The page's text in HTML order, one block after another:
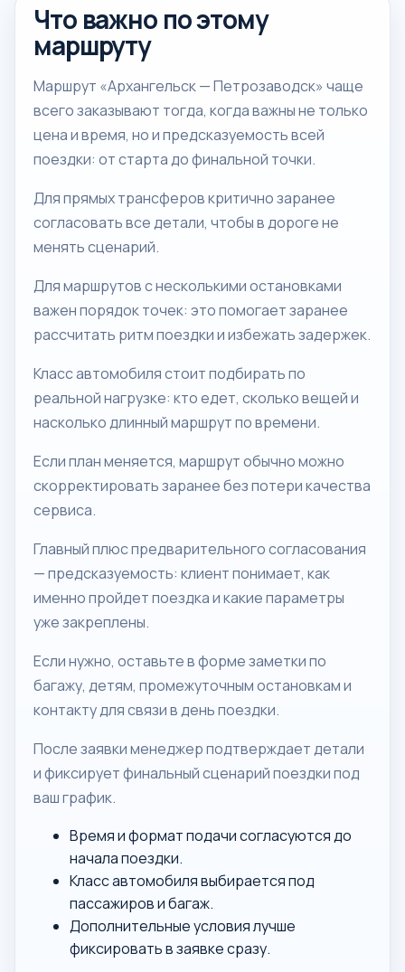
Что важно по этому
маршруту
Маршрут «Архангельск — Петрозаводск» чаще
всего заказывают тогда, когда важны не только
цена и время, но и предсказуемость всей
поездки: от старта до финальной точки.
Для прямых трансферов критично заранее
согласовать все детали, чтобы в дороге не
менять сценарий.
Для маршрутов с несколькими остановками
важен порядок точек: это помогает заранее
рассчитать ритм поездки и избежать задержек.
Класс автомобиля стоит подбирать по
реальной нагрузке: кто едет, сколько вещей и
насколько длинный маршрут по времени.
Если план меняется, маршрут обычно можно
скорректировать заранее без потери качества
сервиса.
Главный плюс предварительного согласования
— предсказуемость: клиент понимает, как
именно пройдет поездка и какие параметры
уже закреплены.
Если нужно, оставьте в форме заметки по
багажу, детям, промежуточным остановкам и
контакту для связи в день поездки.
После заявки менеджер подтверждает детали
и фиксирует финальный сценарий поездки под
ваш график.
Время и формат подачи согласуются до
начала поездки.
Класс автомобиля выбирается под
пассажиров и багаж.
Дополнительные условия лучше
фиксировать в заявке сразу.